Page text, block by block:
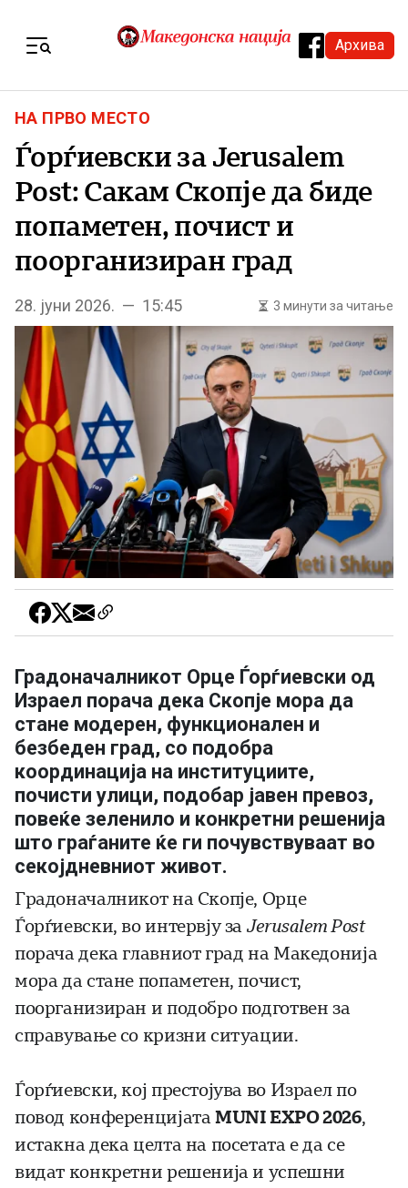
Архива
НА ПРВО МЕСТО
Ѓорѓиевски за Jerusalem
Post: Сакам Скопје да биде
попаметен, почист и
поорганизиран град
28. јуни 2026. — 15:45 3 минути за читање
Градоначалникот Орце Ѓорѓиевски од
Израел порача дека Скопје мора да
стане модерен, функционален и
безбеден град, со подобра
координација на институциите,
почисти улици, подобар јавен превоз,
повеќе зеленило и конкретни решенија
што граѓаните ќе ги почувствуваат во
секојдневниот живот.
Градоначалникот на Скопје, Орце
Ѓорѓиевски, во интервју за JerusalemPost
порача дека главниот град на Македонија
мора да стане попаметен, почист,
поорганизиран и подобро подготвен за
справување со кризни ситуации.
Ѓорѓиевски, кој престојува во Израел по
повод конференцијатаMUNIEXPO2026,
истакна дека целта на посетата е да се
видат конкретни решенија и успешни